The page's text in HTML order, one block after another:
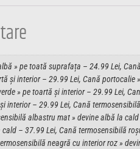
» pe toată suprafața – 24.99 Lei,
și interior – 29.99 Lei, Cană portocalie
» pe toartă și interior – 29.99 Lei,
interior – 29.99 Lei, Cană
albastru mat » devine albă la
– 37.99 Lei, Cană termosensibilă
neagră cu interior roz »